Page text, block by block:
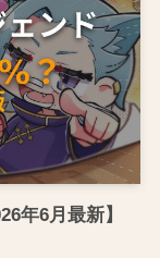
年6月最新】